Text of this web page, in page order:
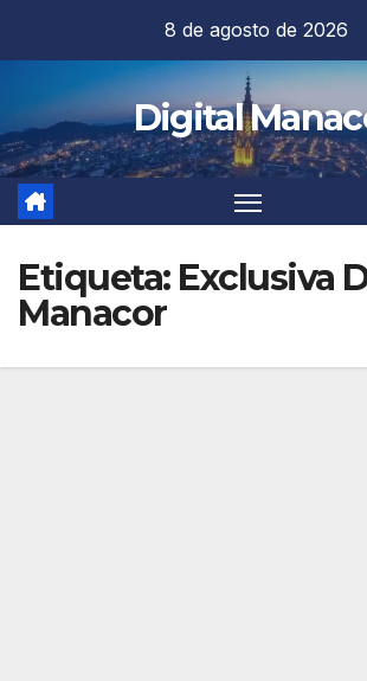
contenido
8 de agosto de 2026
Digital
Etiqueta: Exclusiva
Manacor